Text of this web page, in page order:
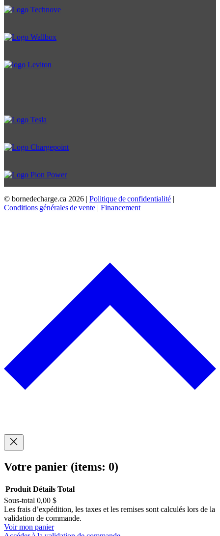
© bornedecharge.ca 2026 | Politique de confidentialité |
Conditions générales de vente | Financement
Votre panier (items: 0)
Produits
dans
Produit Détails Total
Sous-total 0,00 $
Les frais d’expédition, les taxes et les remises sont calculés lors de la
validation de commande.
Voir mon panier